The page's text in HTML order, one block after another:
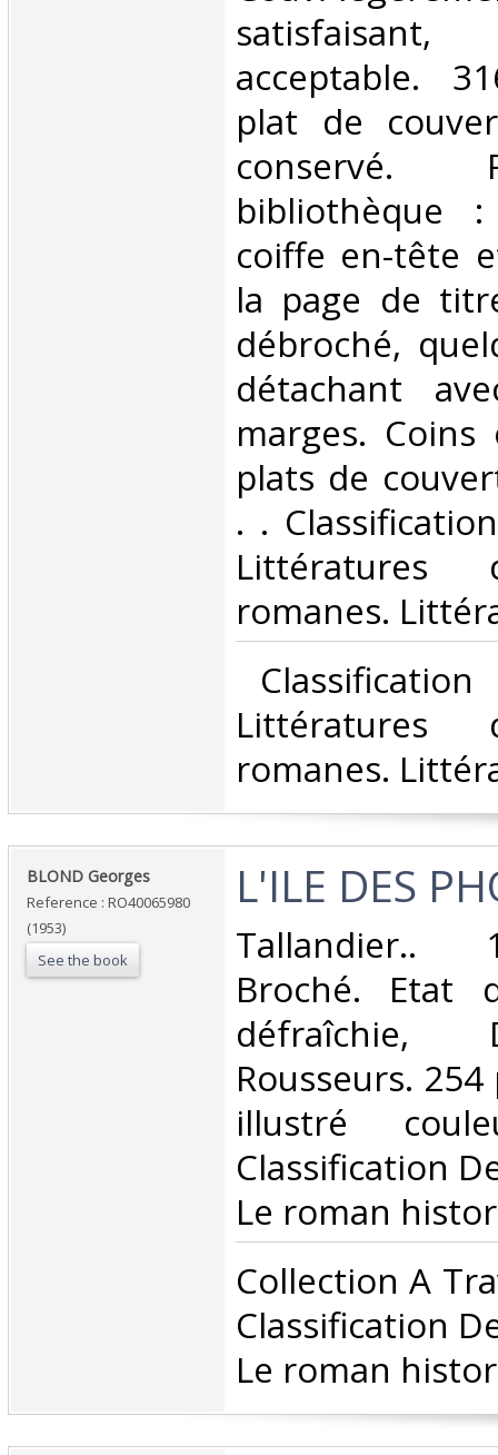
acceptable.
plat de
conservé.
bibliothèque
coiffe en-tête
la page de
débroché,
détachant
marges.
plats de
. .
Littératures
romanes.
Littératures
romanes.
‎BLOND Georges‎
Reference : RO40065980
(1953)
See the book
‎L'ILE DES
‎Tallandier..
Broché. Etat
défraîchie,
Rousseurs.
illustré
Classification
Le roman
‎Collection A
Classification
Le roman